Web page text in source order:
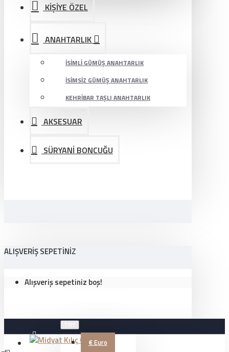
KİŞİYE ÖZEL
ANAHTARLIK
İSIMLI GÜMÜŞ ANAHTARLIK
İSIMSIZ GÜMÜŞ ANAHTARLIK
KEHRIBAR TAŞLI ANAHTARLIK
AKSESUAR
SÜRYANİ BONCUĞU
ALIŞVERIŞ SEPETINIZ
Alışveriş sepetiniz boş!
Üye Girişi €Euro